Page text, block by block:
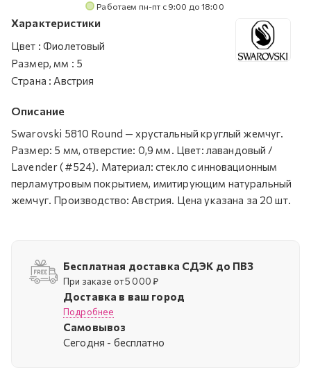
Работаем пн-пт с 9:00 до 18:00
Характеристики
Цвет : Фиолетовый
Размер, мм : 5
Страна : Австрия
Описание
Swarovski 5810 Round — хрустальный круглый жемчуг.
Размер: 5 мм, отверстие: 0,9 мм. Цвет: лавандовый /
Lavender (#524). Материал: стекло с инновационным
перламутровым покрытием, имитирующим натуральный
жемчуг. Производство: Австрия. Цена указана за 20 шт.
Бесплатная доставка СДЭК до ПВЗ
При заказе от 5 000 ₽
Доставка в ваш город
Подробнее
Самовывоз
Cегодня - бесплатно